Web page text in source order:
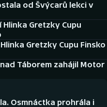
od Švýcarů lekci v
Hlinka Gretzky Cupu
Gretzky Cupu Finsko
Táborem zahájil Motor
Osmnáctka prohrála i